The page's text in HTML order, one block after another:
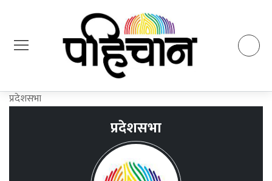
प्रदेशसभा
प्रदेशसभा